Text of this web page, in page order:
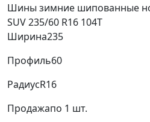
Шины зимние шипованные
SUV 235/60 R16 104T
Ширина235
Профиль60
РадиусR16
Продажапо 1 шт.